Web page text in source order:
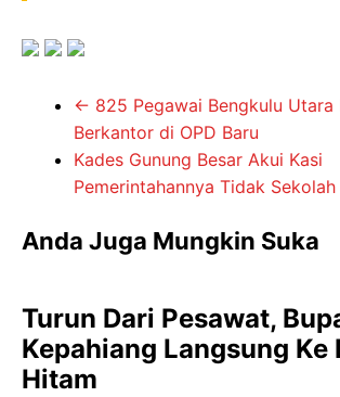
← 825 Pegawai Bengkulu Utara
Berkantor di OPD Baru
Kades Gunung Besar Akui Kasi
Pemerintahannya Tidak Sekolah
Anda Juga Mungkin Suka
Turun Dari Pesawat,
Kepahiang Langsung Ke
Hitam